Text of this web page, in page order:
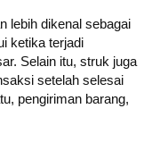
lebih dikenal sebagai
ketika terjadi
Selain itu, struk juga
setelah selesai
pengiriman barang,